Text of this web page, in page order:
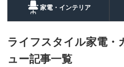
家電・インテリア
ライフスタイル家電・
ュー記事一覧